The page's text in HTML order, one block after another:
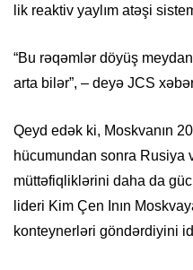
lik reaktiv yaylım atəşi
“Bu rəqəmlər döyüş
arta bilər”, – deyə JCS
Qeyd edək ki, Moskvanın
hücumundan sonra Rusiya
müttəfiqliklərini daha da
lideri Kim Çen Inın
konteynerləri göndərdiyini